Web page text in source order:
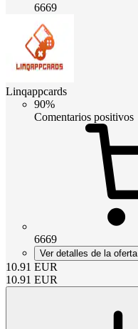
6669
Linqappcards
90%
Comentarios positivos
6669
Ver detalles de la oferta
10.91 EUR
10.91 EUR